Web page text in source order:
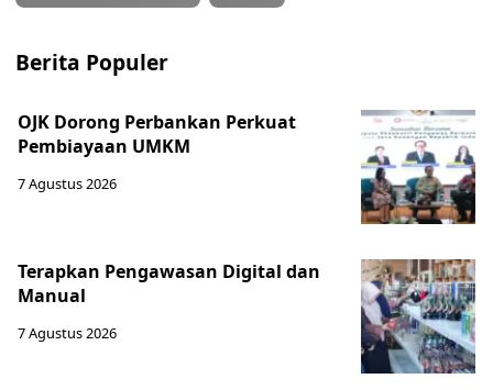
Berita Populer
OJK Dorong Perbankan Perkuat
Pembiayaan UMKM
7 Agustus 2026
Terapkan Pengawasan Digital dan
Manual
7 Agustus 2026